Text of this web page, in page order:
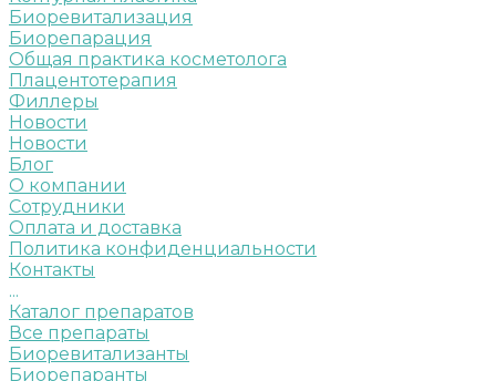
Биоревитализация
Биорепарация
Общая практика косметолога
Плацентотерапия
Филлеры
Новости
Новости
Блог
О компании
Сотрудники
Оплата и доставка
Политика конфиденциальности
Контакты
...
Каталог препаратов
Все препараты
Биоревитализанты
Биорепаранты